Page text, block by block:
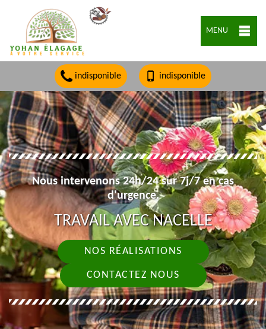
MENU
indisponible indisponible
Nous intervenons 24h/24 sur 7j/7 en cas
d'urgence.
TRAVAIL AVEC NACELLE
NOS RÉALISATIONS
CONTACTEZ NOUS